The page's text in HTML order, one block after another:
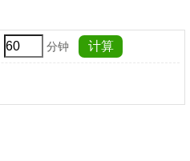
分钟